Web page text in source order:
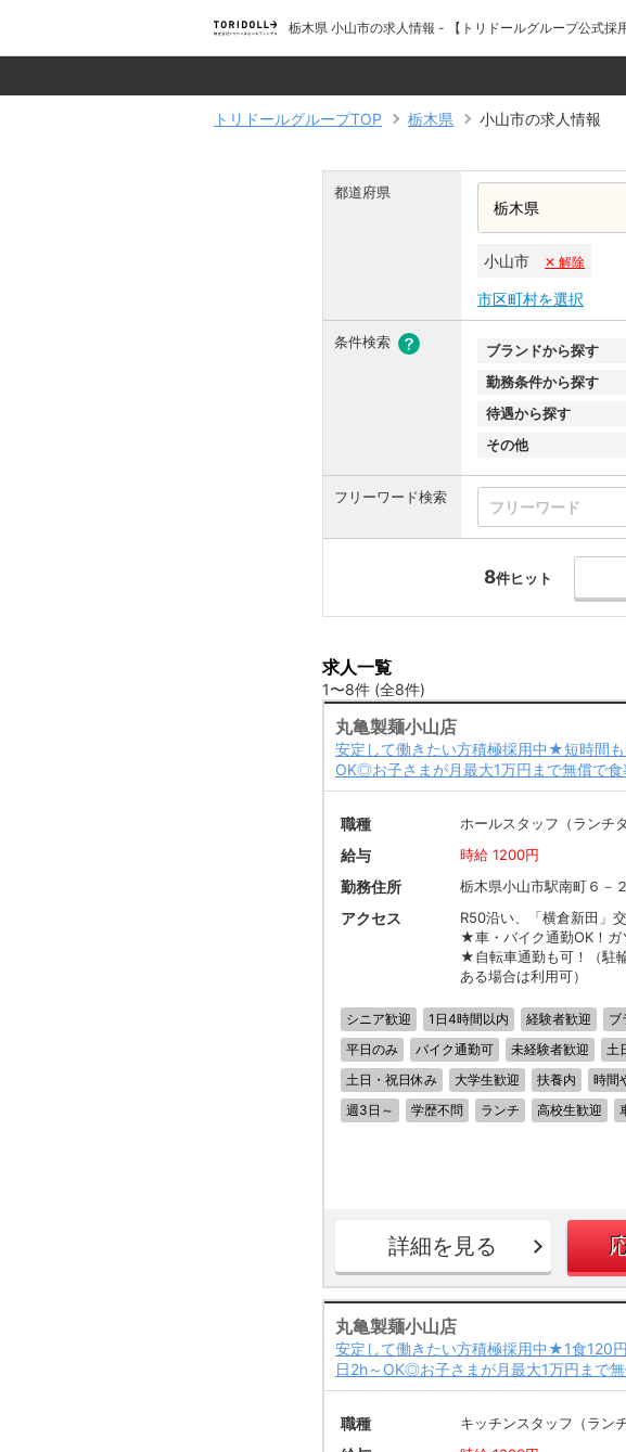
栃木県 小山市の求人情報 - 【トリドールグループ公式採
トリドールグループTOP 栃木県 小山市の求人情報
都道府県
小山市 ✕ 解除
市区町村を選択
条件検索
ブランドから探す
勤務条件から探す
待遇から探す
その他
フリーワード検索
8件ヒット
求人一覧
1〜8件 (全8件)
丸亀製麺小山店
安定して働きたい方積極採用中★短時間
OK◎お子さまが月最大1万円まで無償で食
職種 ホールスタッフ（ランチタ
給与 時給 1200円
勤務住所 栃木県小山市駅南町６－
アクセス
R50沿い、「横倉新田」
★車・バイク通勤OK！ガ
★自転車通勤も可！（駐
ある場合は利用可）
シニア歓迎 1日4時間以内 経験者歓迎 ブ
平日のみ
バイク通勤可 未経験者歓迎 土
土日・祝日休み
大学生歓迎 扶養内 時間
週3日～
学歴不問 ランチ 高校生歓迎
詳細を見る
丸亀製麺小山店
安定して働きたい方積極採用中★1食120
日2h～OK◎お子さまが月最大1万円まで
職種 キッチンスタッフ（ラン